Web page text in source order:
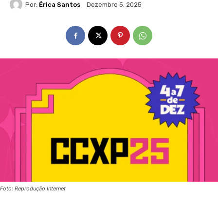
Por: Érica Santos Dezembro 5, 2025
Foto: Reprodução Internet